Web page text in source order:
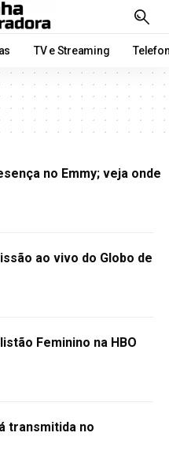
TV e Streaming
no Emmy; veja onde
ao vivo do Globo de
Feminino na HBO
transmitida no